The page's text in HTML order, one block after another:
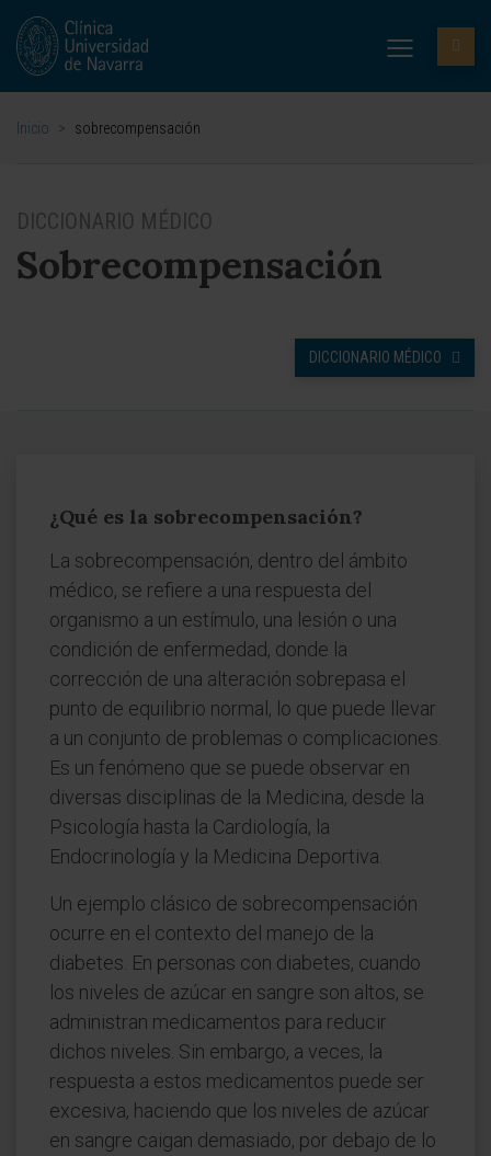
Inicio > sobrecompensación
DICCIONARIO MÉDICO
Sobrecompensación
DICCIONARIO MÉDICO
¿Qué es la sobrecompensación?
La sobrecompensación, dentro del ámbito
médico, se refiere a una respuesta del
organismo a un estímulo, una lesión o una
condición de enfermedad, donde la
corrección de una alteración sobrepasa el
punto de equilibrio normal, lo que puede llevar
a un conjunto de problemas o complicaciones.
Es un fenómeno que se puede observar en
diversas disciplinas de la Medicina, desde la
Psicología hasta la Cardiología, la
Endocrinología y la Medicina Deportiva.
Un ejemplo clásico de sobrecompensación
ocurre en el contexto del manejo de la
diabetes. En personas con diabetes, cuando
los niveles de azúcar en sangre son altos, se
administran medicamentos para reducir
dichos niveles. Sin embargo, a veces, la
respuesta a estos medicamentos puede ser
excesiva, haciendo que los niveles de azúcar
en sangre caigan demasiado, por debajo de lo